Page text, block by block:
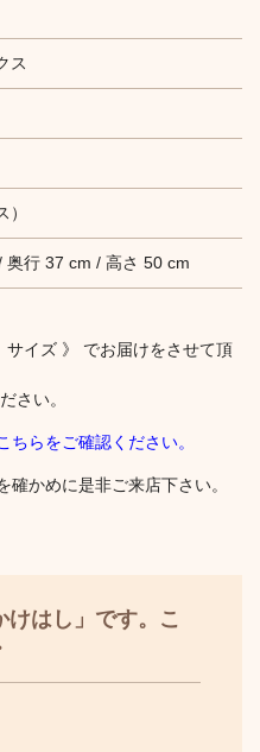
ス
奥行 37 cm / 高さ 50 cm
イズ 》 でお届けをさせて頂
さい。
らをご確認ください。
かめに是非ご来店下さい。
けはし」です。こ